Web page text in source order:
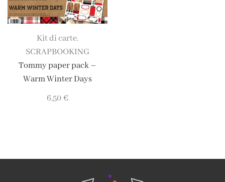
Kit di carte,
SCRAPBOOKING
Tommy paper pack –
Warm Winter Days
6,50€